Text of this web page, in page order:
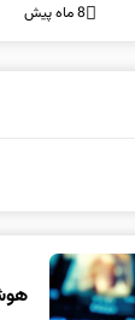
8 ماه پیش